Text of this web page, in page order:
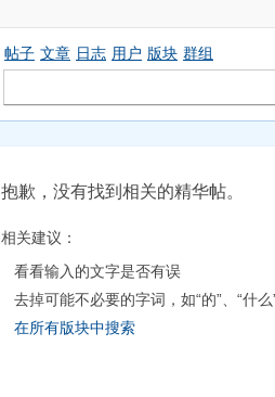
帖子 文章 日志 用户 版块 群组
抱歉，没有找到相关的精华帖。
相关建议：
看看输入的文字是否有误
去掉可能不必要的字词，如“的”、“什么
在所有版块中搜索